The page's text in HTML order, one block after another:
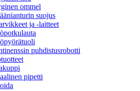
ommel
suojus
ja -laitteet
puhdistusrobotti
pipetti